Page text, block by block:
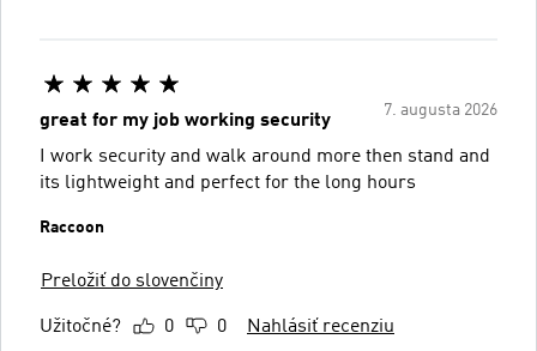
7. augusta 2026
great for my job working security
I work security and walk around more then stand and
its lightweight and perfect for the long hours
Raccoon
Preložiť do slovenčiny
Užitočné? 0 0 Nahlásiť recenziu